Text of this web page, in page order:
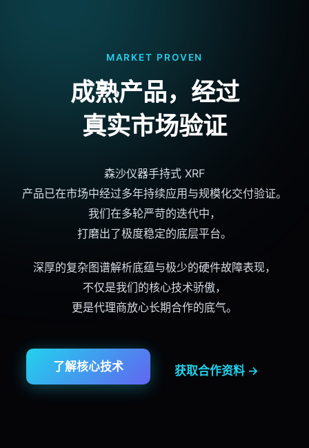
MARKET PROVEN
成熟产品，经过
真实市场验证
森沙仪器手持式 XRF
产品已在市场中经过多年持续应用与规模化交付验证。
我们在多轮严苛的迭代中，
打磨出了极度稳定的底层平台。
深厚的复杂图谱解析底蕴与极少的硬件故障表现，
不仅是我们的核心技术骄傲，
更是代理商放心长期合作的底气。
了解核心技术 获取合作资料 →